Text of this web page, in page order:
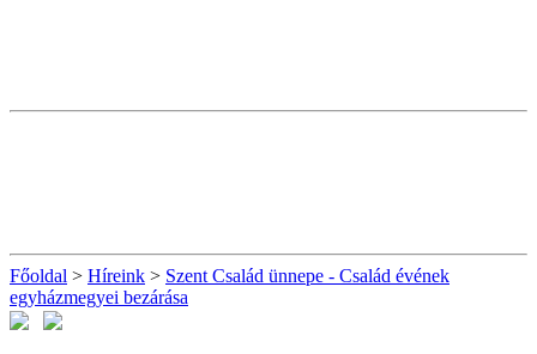
Főoldal > Híreink > Szent Család ünnepe - Család évének
egyházmegyei bezárása